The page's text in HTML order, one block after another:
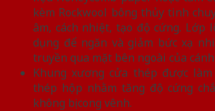
kèm Rockwool bông thủy tinh
âm, cách nhiệt, tạo độ cứng. Lớp
dụng để ngăn và giảm bức xạ
truyền qua mặt bên ngoài của
Khung xương cửa thép được
thép hộp nhằm tăng độ cứng
không bị cong vênh.